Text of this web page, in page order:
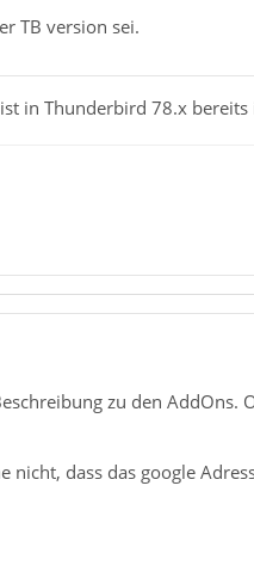
TB version sei.
in Thunderbird 78.x
zu den
dass das google